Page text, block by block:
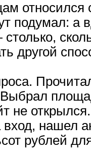
относился
подумал: а
другой
не
нашел
рублей